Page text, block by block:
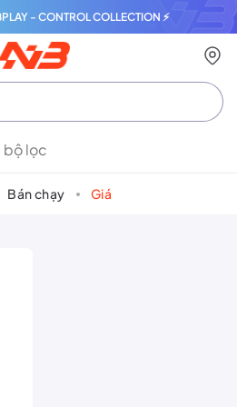
- CONTROL COLLECTION ⚡
bộ lọc
Bán chạy Giá